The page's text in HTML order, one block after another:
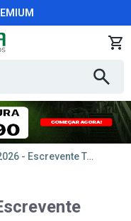
Combo TJ-SP 2026 - Escrevente Técnico Judiciário (3 em 1)